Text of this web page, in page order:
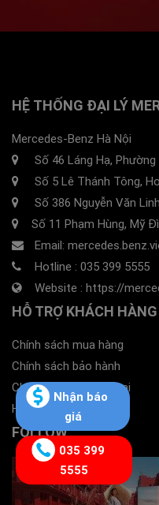
Nhận báo
giá
035 399
5555
HỆ THỐNG ĐẠI LÝ
Mercedes-Benz Hà Nội
Số 46 Láng Hạ,
Số 5 Lê Thánh Tông,
Số 386 Nguyễn Văn
Số 11 Phạm Hùng, Mỹ
Email:
Hotline : 035 399 5555
Website : https://
HỖ TRỢ KHÁCH HÀNG
Chính sách mua hàng
Chính sách bảo hành
Chính sách khuyến mại
Hotline :
FOLLOW